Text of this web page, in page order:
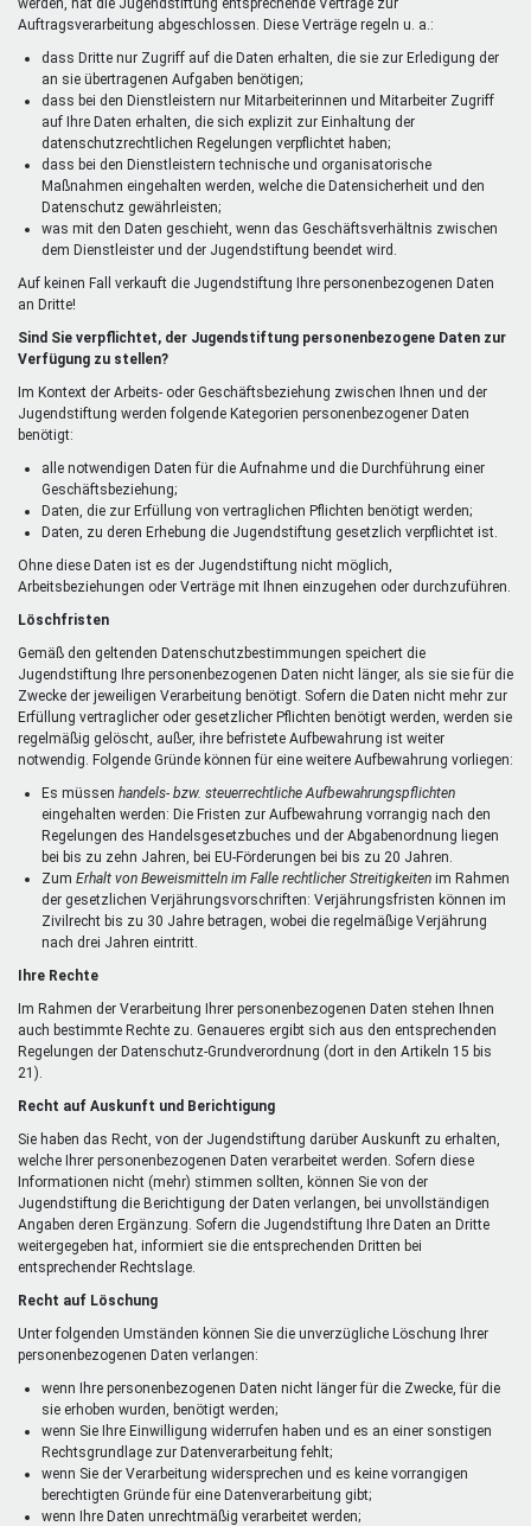
Auftragsverarbeitung abgeschlossen. Diese Verträge regeln u. a.:
dass Dritte nur Zugriff auf die Daten erhalten, die sie zur Erledigung der
an sie übertragenen Aufgaben benötigen;
dass bei den Dienstleistern nur Mitarbeiterinnen und Mitarbeiter Zugriff
auf Ihre Daten erhalten, die sich explizit zur Einhaltung der
datenschutzrechtlichen Regelungen verpflichtet haben;
dass bei den Dienstleistern technische und organisatorische
Maßnahmen eingehalten werden, welche die Datensicherheit und den
Datenschutz gewährleisten;
was mit den Daten geschieht, wenn das Geschäftsverhältnis zwischen
dem Dienstleister und der Jugendstiftung beendet wird.
Auf keinen Fall verkauft die Jugendstiftung Ihre personenbezogenen Daten
an Dritte!
Sind Sie verpflichtet, der Jugendstiftung personenbezogene Daten zur
Verfügung zu stellen?
Im Kontext der Arbeits- oder Geschäftsbeziehung zwischen Ihnen und der
Jugendstiftung werden folgende Kategorien personenbezogener Daten
benötigt:
alle notwendigen Daten für die Aufnahme und die Durchführung einer
Geschäftsbeziehung;
Daten, die zur Erfüllung von vertraglichen Pflichten benötigt werden;
Daten, zu deren Erhebung die Jugendstiftung gesetzlich verpflichtet ist.
Ohne diese Daten ist es der Jugendstiftung nicht möglich,
Arbeitsbeziehungen oder Verträge mit Ihnen einzugehen oder durchzuführen.
Löschfristen
Gemäß den geltenden Datenschutzbestimmungen speichert die
Jugendstiftung Ihre personenbezogenen Daten nicht länger, als sie sie für die
Zwecke der jeweiligen Verarbeitung benötigt. Sofern die Daten nicht mehr zur
Erfüllung vertraglicher oder gesetzlicher Pflichten benötigt werden, werden sie
regelmäßig gelöscht, außer, ihre befristete Aufbewahrung ist weiter
notwendig. Folgende Gründe können für eine weitere Aufbewahrung vorliegen:
Es müssen handels- bzw. steuerrechtliche Aufbewahrungspflichten
eingehalten werden: Die Fristen zur Aufbewahrung vorrangig nach den
Regelungen des Handelsgesetzbuches und der Abgabenordnung liegen
bei bis zu zehn Jahren, bei EU-Förderungen bei bis zu 20 Jahren.
Zum Erhalt von Beweismitteln im Falle rechtlicher Streitigkeiten im Rahmen
der gesetzlichen Verjährungsvorschriften: Verjährungsfristen können im
Zivilrecht bis zu 30 Jahre betragen, wobei die regelmäßige Verjährung
nach drei Jahren eintritt.
Ihre Rechte
Im Rahmen der Verarbeitung Ihrer personenbezogenen Daten stehen Ihnen
auch bestimmte Rechte zu. Genaueres ergibt sich aus den entsprechenden
Regelungen der Datenschutz-Grundverordnung (dort in den Artikeln 15 bis
21).
Recht auf Auskunft und Berichtigung
Sie haben das Recht, von der Jugendstiftung darüber Auskunft zu erhalten,
welche Ihrer personenbezogenen Daten verarbeitet werden. Sofern diese
Informationen nicht (mehr) stimmen sollten, können Sie von der
Jugendstiftung die Berichtigung der Daten verlangen, bei unvollständigen
Angaben deren Ergänzung. Sofern die Jugendstiftung Ihre Daten an Dritte
weitergegeben hat, informiert sie die entsprechenden Dritten bei
entsprechender Rechtslage.
Recht auf Löschung
Unter folgenden Umständen können Sie die unverzügliche Löschung Ihrer
personenbezogenen Daten verlangen:
wenn Ihre personenbezogenen Daten nicht länger für die Zwecke, für die
sie erhoben wurden, benötigt werden;
wenn Sie Ihre Einwilligung widerrufen haben und es an einer sonstigen
Rechtsgrundlage zur Datenverarbeitung fehlt;
wenn Sie der Verarbeitung widersprechen und es keine vorrangigen
berechtigten Gründe für eine Datenverarbeitung gibt;
wenn Ihre Daten unrechtmäßig verarbeitet werden;